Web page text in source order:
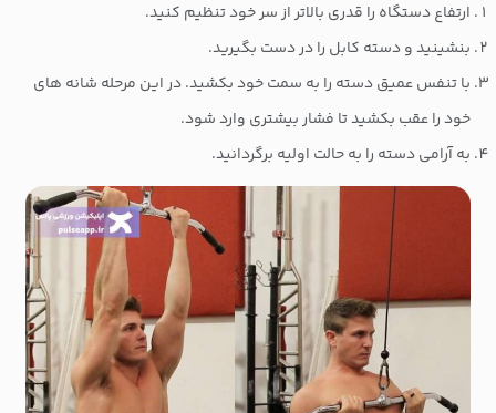
ارتفاع دستگاه را قدری بالاتر از سر خود تنظیم کنید.
بنشینید و دسته کابل را در دست بگیرید.
با تنفس عمیق دسته را به سمت خود بکشید. در این مرحله شانه های
خود را عقب بکشید تا فشار بیشتری وارد شود.
به آرامی دسته را به حالت اولیه برگردانید.